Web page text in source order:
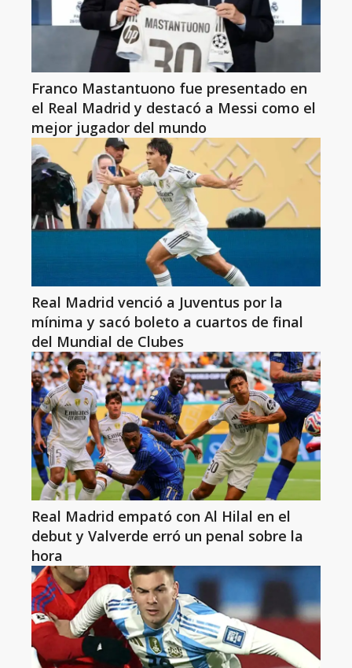
Franco Mastantuono fue presentado en
el Real Madrid y destacó a Messi como el
mejor jugador del mundo
Real Madrid venció a Juventus por la
mínima y sacó boleto a cuartos de final
del Mundial de Clubes
Real Madrid empató con Al Hilal en el
debut y Valverde erró un penal sobre la
hora